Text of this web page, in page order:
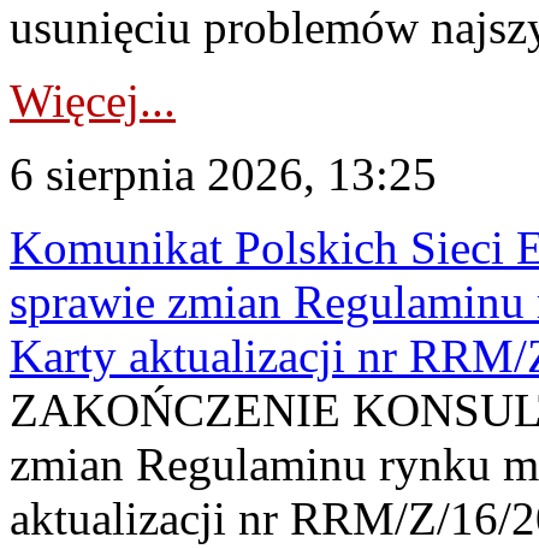
usunięciu problemów
Więcej...
6 sierpnia 2026, 13:25
Komunikat Polskich Sieci
sprawie zmian
Karty aktualizacji nr
ZAKOŃCZENIE
zmian Regulaminu rynku
aktualizacji nr RRM/Z/16/